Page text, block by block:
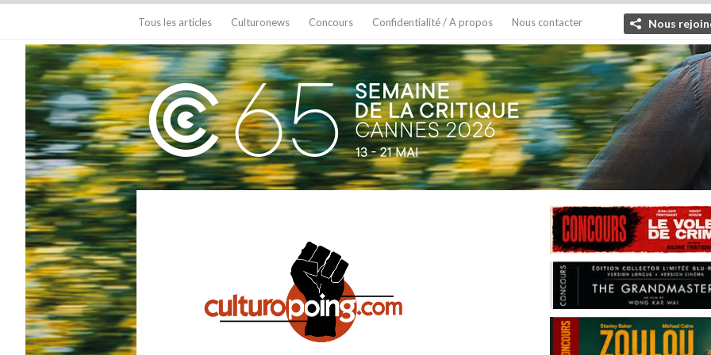
Tous les articles Culturonews Concours Confidentialité / A propos Nous contacter Nous